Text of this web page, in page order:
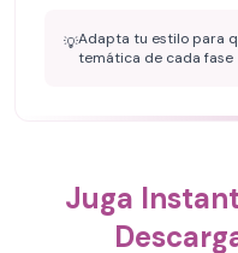
💡Adapta tu estilo para
temática de cada fase
Juga